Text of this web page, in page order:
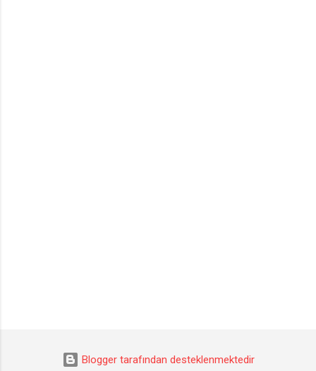
Blogger tarafından desteklenmektedir